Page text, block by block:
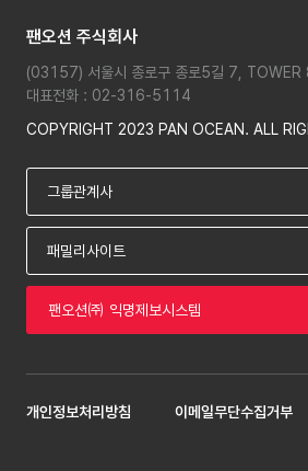
팬오션 주식회사
(03157) 서울시 종로구 종로5길 7,
대표전화 : 02-316-5114
COPYRIGHT 2023 PAN OCEAN. ALL
팬오션㈜ 익명제보시스템
개인정보처리방침 이메일무단수집거부